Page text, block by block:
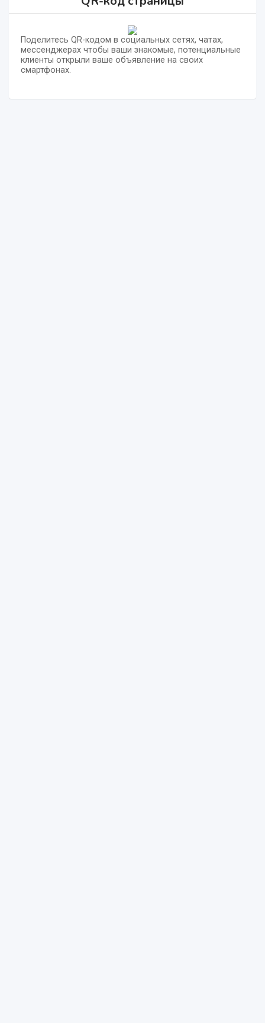
Поделитесь QR-кодом в социальных сетях, чатах,
мессенджерах чтобы ваши знакомые, потенциальные
клиенты открыли ваше объявление на своих
смартфонах.